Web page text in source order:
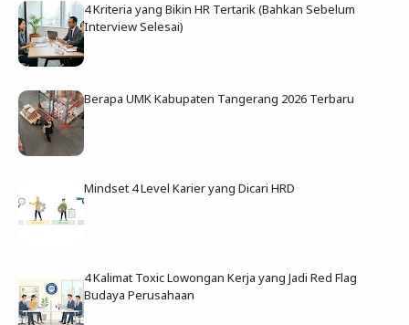
4 Kriteria yang Bikin HR Tertarik (Bahkan Sebelum
Interview Selesai)
Berapa UMK Kabupaten Tangerang 2026 Terbaru
Mindset 4 Level Karier yang Dicari HRD
4 Kalimat Toxic Lowongan Kerja yang Jadi Red Flag
Budaya Perusahaan